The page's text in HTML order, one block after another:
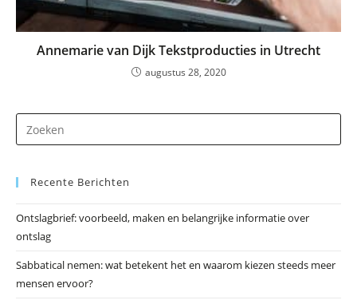
Annemarie van Dijk Tekstproducties in Utrecht
augustus 28, 2020
op
Recente Berichten
Ontslagbrief: voorbeeld, maken en belangrijke informatie over
ontslag
Sabbatical nemen: wat betekent het en waarom kiezen steeds meer
mensen ervoor?